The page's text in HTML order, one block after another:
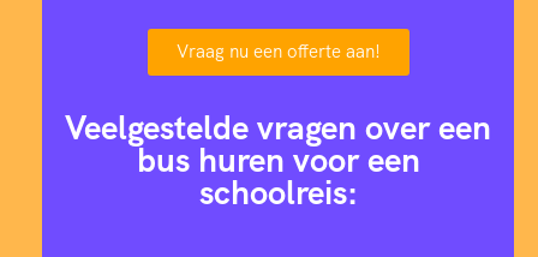
Vraag nu een offerte aan!
Veelgestelde vragen over een
bus huren voor een
schoolreis: